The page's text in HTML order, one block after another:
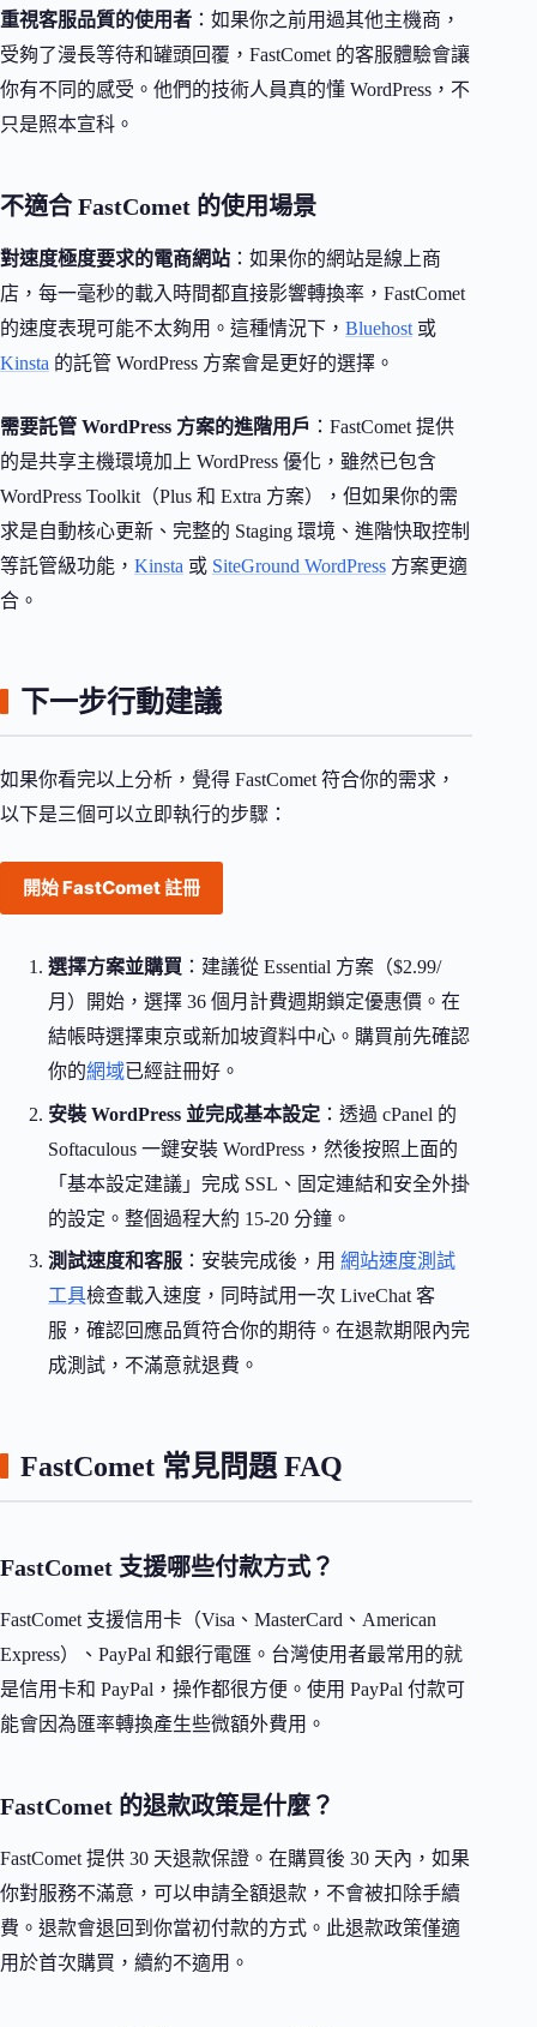
重視客服品質的使用者 ：如果你之前用過其他主機商，
受夠了漫長等待和罐頭回覆，FastComet 的客服體驗會讓
你有不同的感受。他們的技術人員真的懂 WordPress，不
只是照本宣科。
不適合 FastComet 的使用場景
對速度極度要求的電商網站 ：如果你的網站是線上商
店，每一毫秒的載入時間都直接影響轉換率，FastComet
的速度表現可能不太夠用。這種情況下， Bluehost 或
Kinsta 的託管 WordPress 方案會是更好的選擇。
需要託管 WordPress 方案的進階用戶 ：FastComet 提供
的是共享主機環境加上 WordPress 優化，雖然已包含
WordPress Toolkit（Plus 和 Extra 方案），但如果你的需
求是自動核心更新、完整的 Staging 環境、進階快取控制
等託管級功能， Kinsta 或 SiteGround WordPress 方案更適
合。
下一步行動建議
如果你看完以上分析，覺得 FastComet 符合你的需求，
以下是三個可以立即執行的步驟：
開始 FastComet 註冊
選擇方案並購買 ：建議從 Essential 方案（$2.99/
月）開始，選擇 36 個月計費週期鎖定優惠價。在
結帳時選擇東京或新加坡資料中心。購買前先確認
你的網域已經註冊好。
安裝 WordPress 並完成基本設定 ：透過 cPanel 的
Softaculous 一鍵安裝 WordPress，然後按照上面的
「基本設定建議」完成 SSL、固定連結和安全外掛
的設定。整個過程大約 15-20 分鐘。
測試速度和客服 ：安裝完成後，用 網站速度測試
工具檢查載入速度，同時試用一次 LiveChat 客
服，確認回應品質符合你的期待。在退款期限內完
成測試，不滿意就退費。
FastComet 常見問題 FAQ
FastComet 支援哪些付款方式？
FastComet 支援信用卡（Visa、MasterCard、American
Express）、PayPal 和銀行電匯。台灣使用者最常用的就
是信用卡和 PayPal，操作都很方便。使用 PayPal 付款可
能會因為匯率轉換產生些微額外費用。
FastComet 的退款政策是什麼？
FastComet 提供 30 天退款保證。在購買後 30 天內，如果
你對服務不滿意，可以申請全額退款，不會被扣除手續
費。退款會退回到你當初付款的方式。此退款政策僅適
用於首次購買，續約不適用。